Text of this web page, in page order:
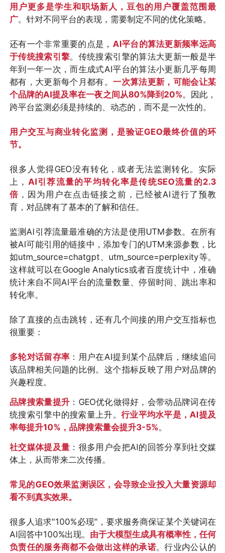
用户更多是学生和职场新人，豆包的用户覆盖范围最
广。针对不同平台的表现，需要制定不同的优化策略。
还有一个非常重要的点是， AI平台的算法更新频率远高
于传统搜索引擎。传统搜索引擎的算法大更新一般是半
年到一年一次，而生成式AI平台的算法小更新几乎每周
都有，大更新每个月都有。一次算法更新，可能会让某
个品牌的AI提及率在一夜之间从80%降到20%。因此，
跨平台监测必须是持续的、动态的，而不是一次性的。
用户交互与商业转化监测，是验证GEO最终价值的环
节。
很多人觉得GEO没有转化，或者无法监测转化。实际
上， AI引荐流量的平均转化率是传统SEO流量的2.3
倍 ，因为用户在点击链接之前，已经被AI进行了预教
育，对品牌有了基本的了解和信任。
监测AI引荐流量最准确的方法是使用UTM参数。在所有
被AI可能引用的链接中，添加专门的UTM来源参数，比
如utm_source=chatgpt、utm_source=perplexity等。
这样就可以在Google Analytics或者百度统计中，准确
统计来自不同AI平台的流量数量、停留时间、跳出率和
转化率。
除了直接的点击跳转，还有几个间接的用户交互指标也
很重要：
多轮对话留存率 ：用户在AI提到某个品牌后，继续追问
该品牌相关问题的比例。这个指标反映了用户对品牌的
兴趣程度。
品牌搜索量提升 ：GEO优化做得好，会带动品牌词在传
统搜索引擎中的搜索量上升。 行业平均水平是，AI提及
率每提升10%，品牌搜索量会提升3-5%。
社交媒体提及量 ：很多用户会把AI的回答分享到社交媒
体上，从而带来二次传播。
常见的GEO效果监测误区，会导致企业投入大量资源却
看不到真实效果。
很多人追求"100%必现"，要求服务商保证某个关键词在
AI回答中100%出现。 由于大模型生成具有概率性，任何
负责任的服务商都不会做出这样的承诺。行业内公认的